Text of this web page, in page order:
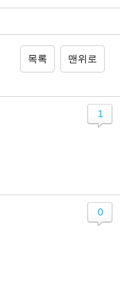
목록 맨위로
1
0